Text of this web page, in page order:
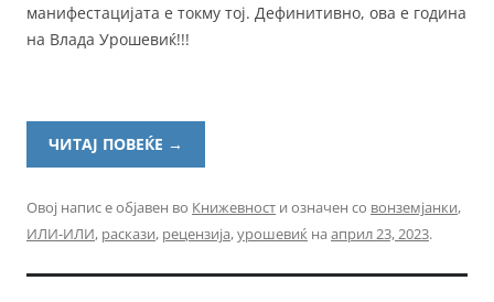
манифестацијата е токму тој. Дефинитивно, ова е година
на Влада Урошевиќ!!!
ЧИТАЈ ПОВЕЌЕ →
Овој напис е објавен во Книжевност и означен со вонземјанки,
ИЛИ-ИЛИ, раскази, рецензија,урошевиќ на април 23, 2023.